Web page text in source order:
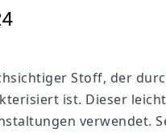
Stoff, der
ist. Dieser
verwendet.